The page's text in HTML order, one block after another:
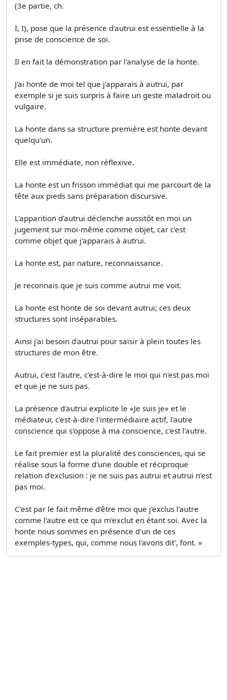
(3e partie, ch.
I, I), pose que la présence d'autrui est essentielle à la
prise de conscience de soi.
Il en fait la démonstration par l'analyse de la honte.
J'ai honte de moi tel que j'apparais à autrui, par
exemple si je suis surpris à faire un geste maladroit ou
vulgaire.
La honte dans sa structure première est honte devant
quelqu'un.
Elle est immédiate, non réflexive.
La honte est un frisson immédiat qui me parcourt de la
tête aux pieds sans préparation discursive.
L'apparition d'autrui déclenche aussitôt en moi un
jugement sur moi-même comme objet, car c'est
comme objet que j'apparais à autrui.
La honte est, par nature, reconnaissance.
Je reconnais que je suis comme autrui me voit.
La honte est honte de soi devant autrui; ces deux
structures sont inséparables.
Ainsi j'ai besoin d'autrui pour saisir à plein toutes les
structures de mon être.
Autrui, c'est l'autre, c'est-à-dire le moi qui n'est pas moi
et que je ne suis pas.
La présence d'autrui explicite le «Je suis je» et le
médiateur, c'est-à-dire l'intermédiaire actif, l'autre
conscience qui s'oppose à ma conscience, c'est l'autre.
Le fait premier est la pluralité des consciences, qui se
réalise sous la forme d'une double et réciproque
relation d'exclusion : je ne suis pas autrui et autrui n'est
pas moi.
C'est par le fait même d'être moi que j'exclus l'autre
comme l'autre est ce qui m'exclut en étant soi. Avec la
honte nous sommes en présence d'un de ces
exemples-types, qui, comme nous l'avons dit', font. »